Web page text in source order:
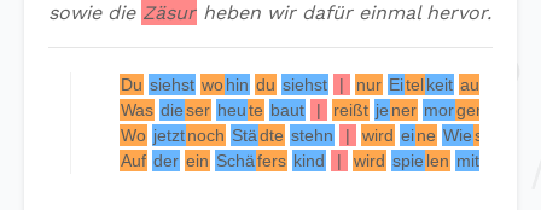
sowie die Zäsur heben wir dafür einmal hervor.
Du siehst wohin du siehst | nur Eitelkeit auf
Was die ser heu te baut | reißt je ner morgen
Wo jetztnoch Stä dte stehn | wird eine Wie se
Auf der ein Schä fers kind | wird spie len mit